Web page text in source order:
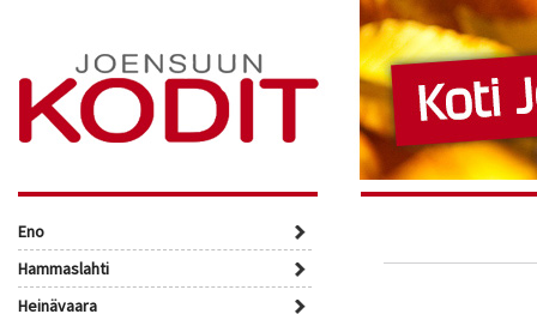
Eno
Hammaslahti
Heinävaara